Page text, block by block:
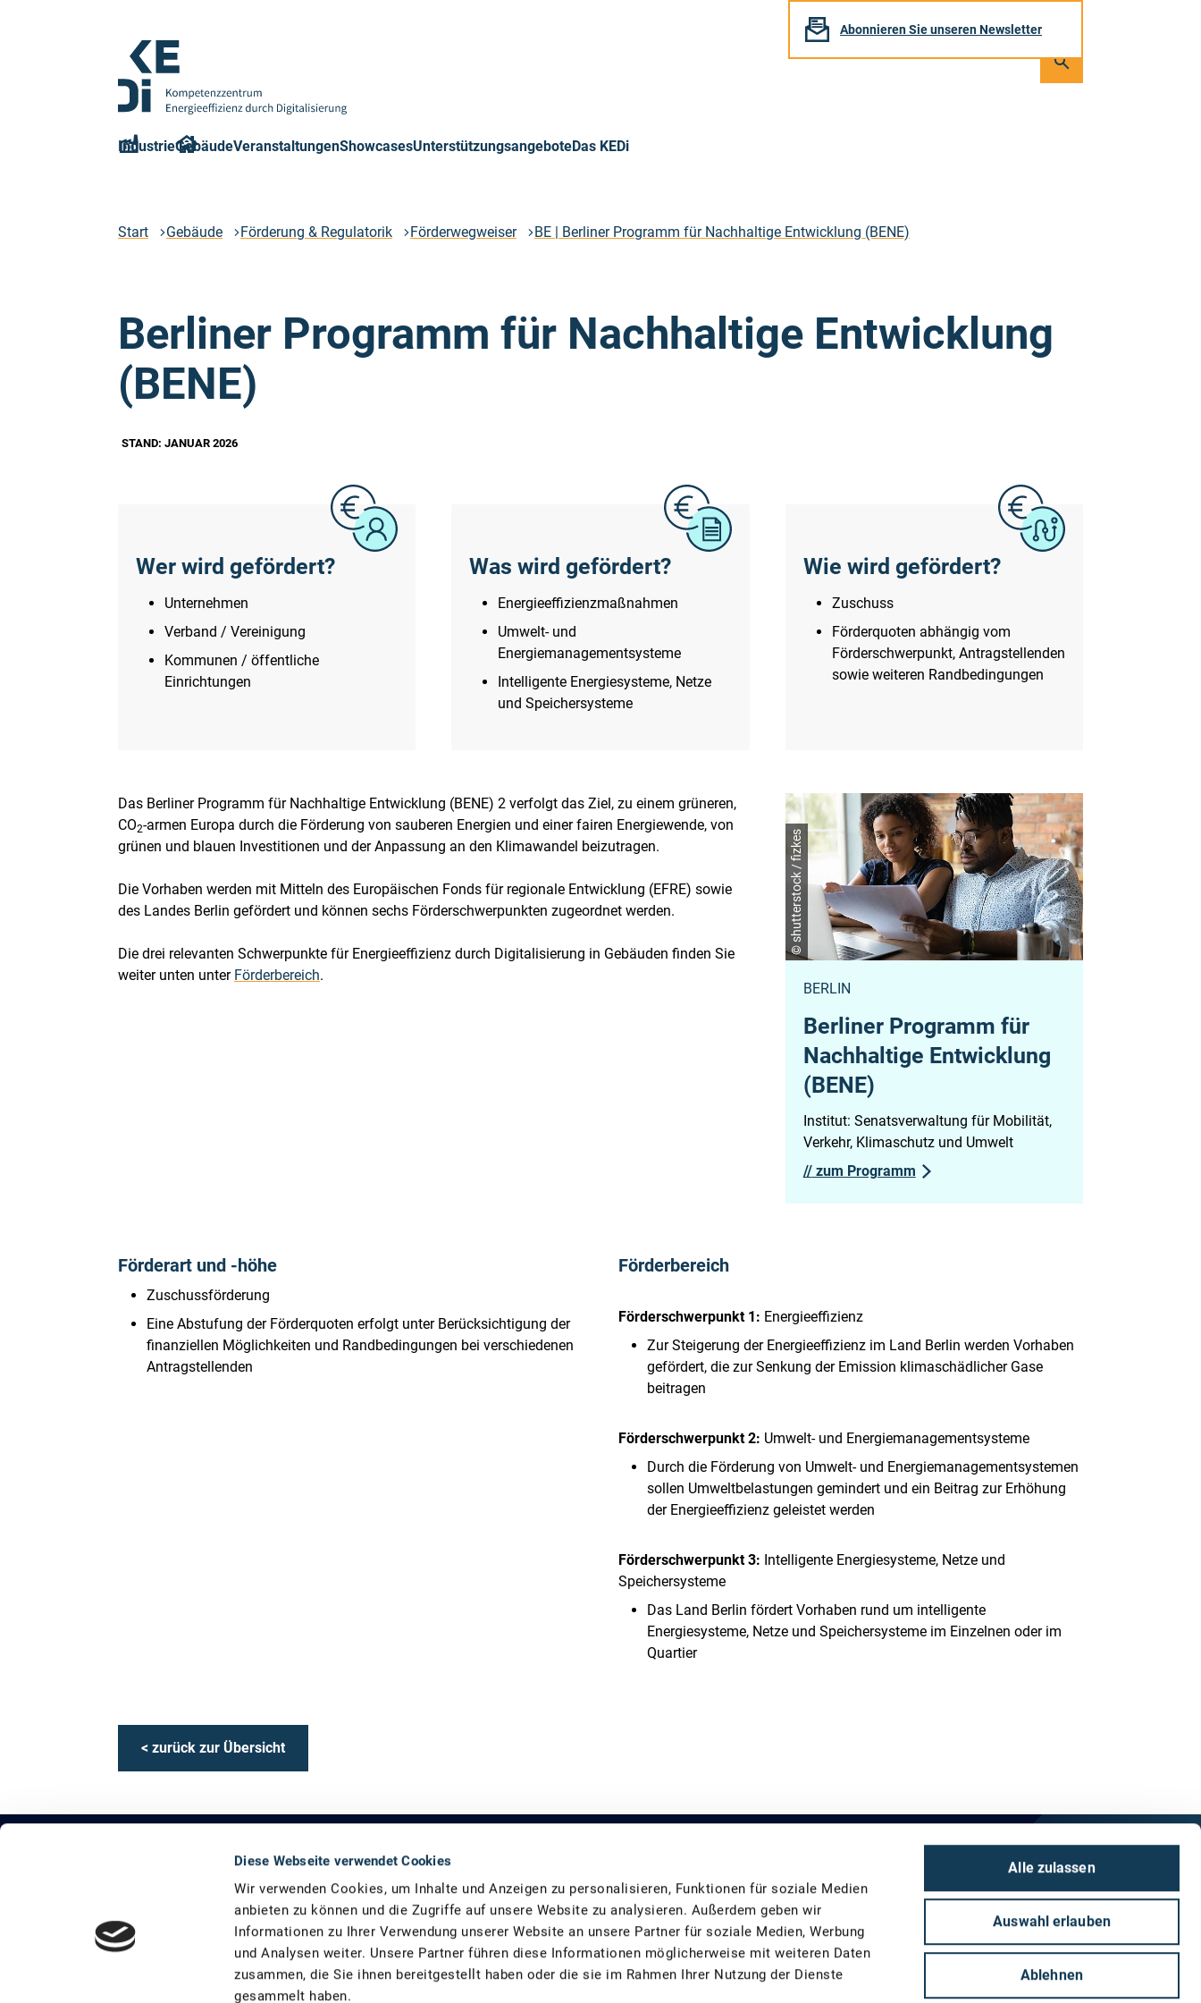
Diese Webseite verwendet Cookies
Wir verwenden Cookies, um Inhalte und Anzeigen zu personalisieren, Funktionen für soziale Medien
anbieten zu können und die Zugriffe auf unsere Website zu analysieren. Außerdem geben wir
Informationen zu Ihrer Verwendung unserer Website an unsere Partner für soziale Medien, Werbung
und Analysen weiter. Unsere Partner führen diese Informationen möglicherweise mit weiteren Daten
zusammen, die Sie ihnen bereitgestellt haben oder die sie im Rahmen Ihrer Nutzung der Dienste
gesammelt haben.
Alle zulassen
Auswahl erlauben
Ablehnen
Abonnieren Sie unseren Newsletter
Kompetenzzentrum
-
durchsuchen
Suchen
IndustrieGebäudeVeranstaltungenShowcasesUnterstützungsangeboteDas KEDi
Start Gebäude Förderung & Regulatorik Förderwegweiser BE | Berliner Programm für Nachhaltige Entwicklung (BENE)
Berliner Programm für Nachhaltige Entwicklung
(BENE)
STAND: JANUAR 2026
Wer wird gefördert?
Unternehmen
Verband / Vereinigung
Kommunen / öffentliche
Einrichtungen
Was wird gefördert?
Energieeffizienzmaßnahmen
Umwelt- und
Energiemanagementsysteme
Intelligente Energiesysteme, Netze
und Speichersysteme
Wie wird gefördert?
Zuschuss
Förderquoten abhängig vom
Förderschwerpunkt, Antragstellenden
sowie weiteren Randbedingungen
Das Berliner Programm für Nachhaltige Entwicklung (BENE) 2 verfolgt das Ziel, zu einem grüneren,
CO2-armen Europa durch die Förderung von sauberen Energien und einer fairen Energiewende, von
grünen und blauen Investitionen und der Anpassung an den Klimawandel beizutragen.
Die Vorhaben werden mit Mitteln des Europäischen Fonds für regionale Entwicklung (EFRE) sowie
des Landes Berlin gefördert und können sechs Förderschwerpunkten zugeordnet werden.
Die drei relevanten Schwerpunkte für Energieeffizienz durch Digitalisierung in Gebäuden finden Sie
weiter unten unter Förderbereich.
© shutterstock / fizkes
BERLIN
Berliner Programm für
Nachhaltige Entwicklung
(BENE)
Institut: Senatsverwaltung für Mobilität,
Verkehr, Klimaschutz und Umwelt
//zum Programm
Förderart und -höhe
Zuschussförderung
Eine Abstufung der Förderquoten erfolgt unter Berücksichtigung der
finanziellen Möglichkeiten und Randbedingungen bei verschiedenen
Antragstellenden
Förderbereich
Förderschwerpunkt 1: Energieeffizienz
Zur Steigerung der Energieeffizienz im Land Berlin werden Vorhaben
gefördert, die zur Senkung der Emission klimaschädlicher Gase
beitragen
Förderschwerpunkt 2: Umwelt- und Energiemanagementsysteme
Durch die Förderung von Umwelt- und Energiemanagementsystemen
sollen Umweltbelastungen gemindert und ein Beitrag zur Erhöhung
der Energieeffizienz geleistet werden
Förderschwerpunkt 3: Intelligente Energiesysteme, Netze und
Speichersysteme
Das Land Berlin fördert Vorhaben rund um intelligente
Energiesysteme, Netze und Speichersysteme im Einzelnen oder im
Quartier
< zurück zur Übersicht
Das KEDi ist ein Projekt der Deutschen Energie-Agentur GmbH (dena) und un­terstützt bundes­weit im Auftrag des Bun­des­­minis­teriums für Wirtschaft und
Energie (BMWE) kleine und mittlere Unter­nehmen (KMU) sowie die Gebäu­de­­wirtschaft dabei Energie­effi­zienz­poten­ziale mittels Digi­tali­sierung besser zu
erschließen.
Besuchen
Sie
uns
LinkedIn
Besuchen
Sie
YouTube